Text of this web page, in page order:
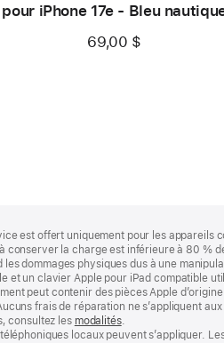
pour iPhone 17e - Bleu
69,00 $
est offert uniquement pour les appareils
conserver la charge est inférieure à 80 %
les dommages physiques dus à une
et un clavier Apple pour iPad compatible
peut contenir des pièces Apple
frais de réparation ne s’appliquent
consultez les modalités(s’ouvre
dans
.
locaux peuvent s’appliquer.